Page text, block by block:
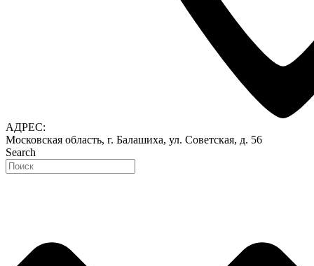
АДРЕС:
Московская область, г. Балашиха, ул. Советская, д. 56
Search